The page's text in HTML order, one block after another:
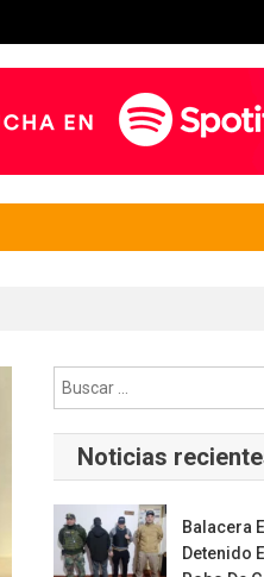
Noticias
Balacera
Detenido